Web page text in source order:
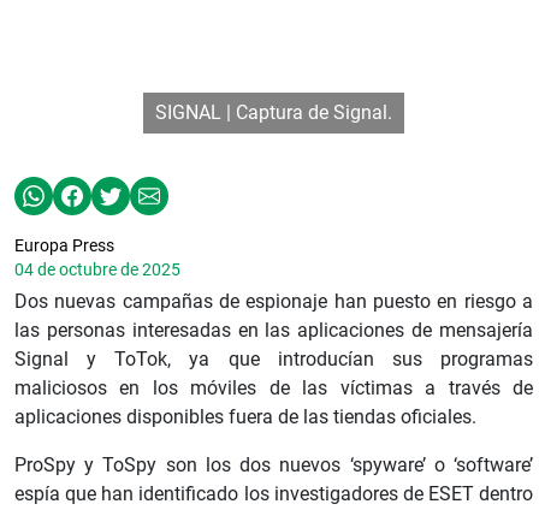
SIGNAL | Captura de Signal.
Europa Press
04 de octubre de 2025
Dos nuevas campañas de espionaje han puesto en riesgo a
las personas interesadas en las aplicaciones de mensajería
Signal y ToTok, ya que introducían sus programas
maliciosos en los móviles de las víctimas a través de
aplicaciones disponibles fuera de las tiendas oficiales.
ProSpy y ToSpy son los dos nuevos ‘spyware’ o ‘software’
espía que han identificado los investigadores de ESET dentro